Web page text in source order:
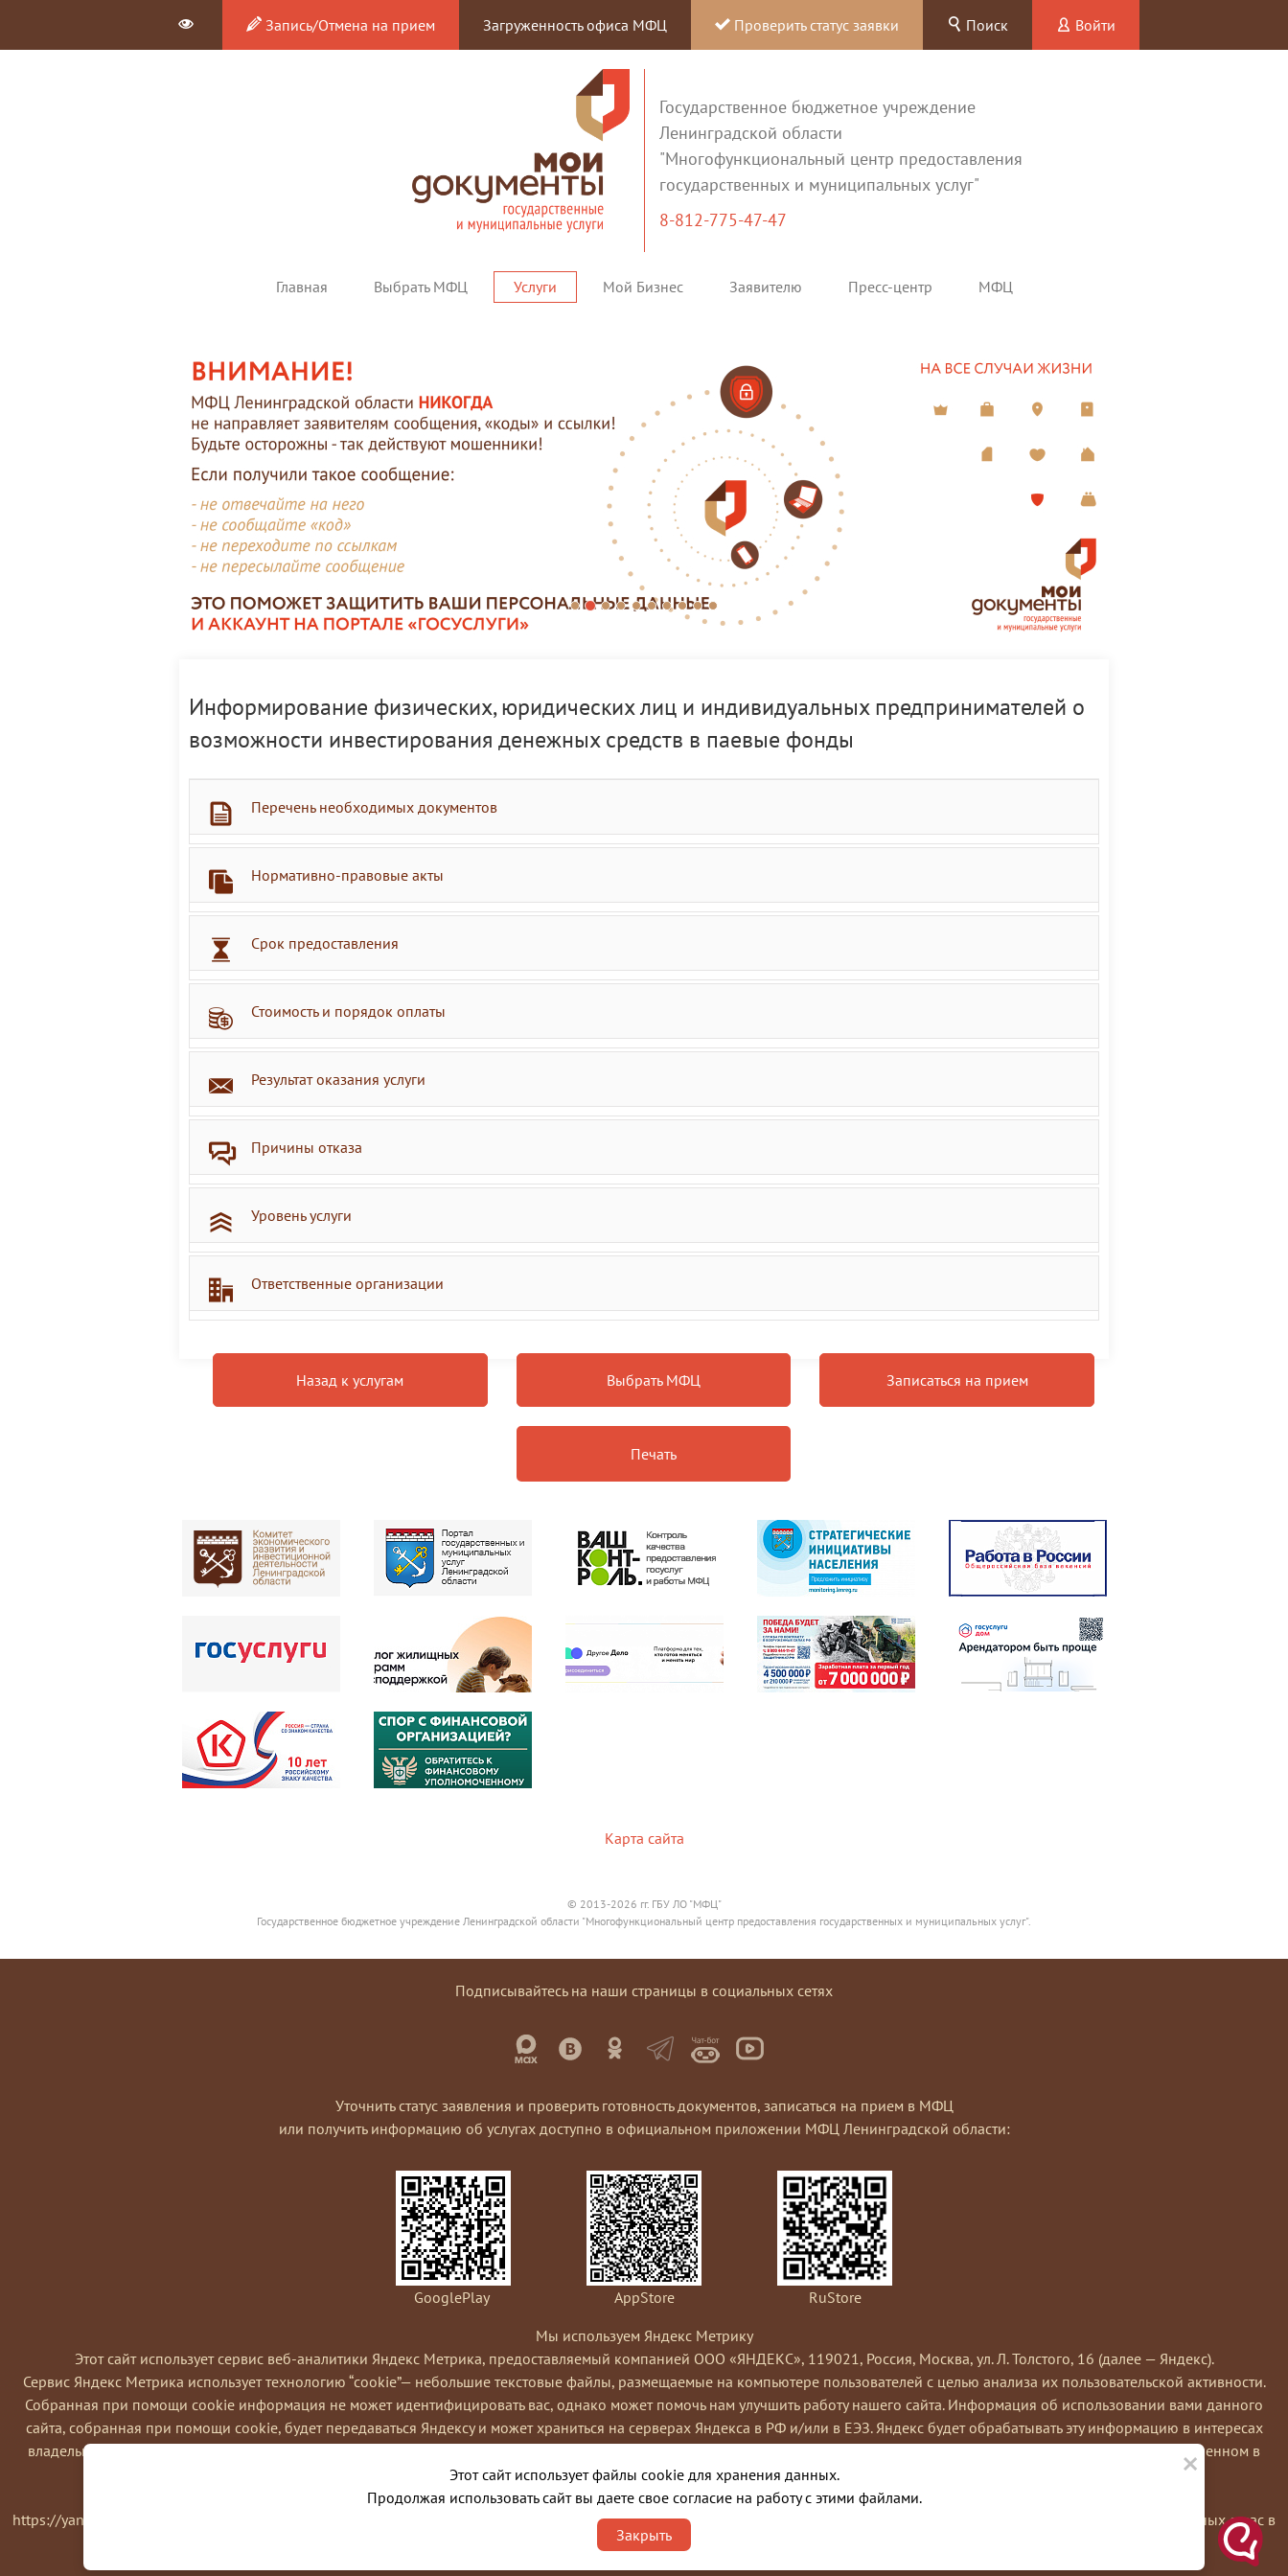
×
Этот сайт использует файлы cookie для хранения данных.
Продолжая использовать сайт вы даете свое согласие на работу с этими файлами.
Закрыть
Запись/Отмена на прием Загруженность офиса МФЦ Проверить статус заявки Поиск Войти
Государственное бюджетное учреждение
Ленинградской области
"Многофункциональный центр предоставления
государственных и муниципальных услуг"
8-812-775-47-47
Главная Выбрать МФЦ Услуги Мой Бизнес Заявителю Пресс-центр МФЦ
Информирование физических, юридических лиц и индивидуальных предпринимателей о
возможности инвестирования денежных средств в паевые фонды
Перечень необходимых документов
Нормативно-правовые акты
Срок предоставления
Стоимость и порядок оплаты
Результат оказания услуги
Причины отказа
Уровень услуги
Ответственные организации
Назад к услугам Выбрать МФЦ Записаться на прием
Печать
Карта сайта
© 2013-2026 гг. ГБУ ЛО "МФЦ"
Государственное бюджетное учреждение Ленинградской области "Многофункциональный центр предоставления государственных и муниципальных услуг".
Подписывайтесь на наши страницы в социальных сетях
Уточнить статус заявления и проверить готовность документов, записаться на прием в МФЦ
или получить информацию об услугах доступно в официальном приложении МФЦ Ленинградской области:
GooglePlay AppStore
RuStore
Мы используем Яндекс Метрику
Этот сайт использует сервис веб-аналитики Яндекс Метрика, предоставляемый компанией ООО «ЯНДЕКС», 119021, Россия, Москва, ул. Л. Толстого, 16 (далее — Яндекс).
Сервис Яндекс Метрика использует технологию “cookie”— небольшие текстовые файлы, размещаемые на компьютере пользователей с целью анализа их пользовательской активности.
Coбранная при помощи cookie информация не может идентифицировать вас, однако может помочь нам улучшить работу нашего сайта. Информация об использовании вами данного
сайта, собранная при помощи cookie, будет передаваться Яндексу и может храниться на серверах Яндекса в РФ и/или в ЕЭЗ. Яндекс будет обрабатывать эту информацию в интересах
владельца сайта, в частности, для оценки использования вами сайта, составления отчетов об активности на сайте. Яндекс обрабатывает эту информацию в порядке, установленном в
Условиях использования сервиса Яндекс Метрика.
Вы можете отказаться от использования cookies, выбрав соответствующие настройки в браузере. Также вы можете использовать инструмент —
https://yandex.ru/support/metrika/general/opt-out.html Однако это может повлиять на работу некоторых функций сайта. Используя этот сайт, вы соглашаетесь на обработку данных о вас в
порядке и целях, указанных выше.